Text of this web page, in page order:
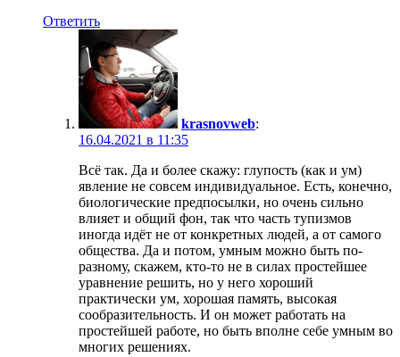
Ответить
krasnovweb:
16.04.2021 в 11:35
Всё так. Да и более скажу: глупость (как и ум)
явление не совсем индивидуальное. Есть, конечно,
биологические предпосылки, но очень сильно
влияет и общий фон, так что часть тупизмов
иногда идёт не от конкретных людей, а от самого
общества. Да и потом, умным можно быть по-
разному, скажем, кто-то не в силах простейшее
уравнение решить, но у него хороший
практически ум, хорошая память, высокая
сообразительность. И он может работать на
простейшей работе, но быть вполне себе умным во
многих решениях.